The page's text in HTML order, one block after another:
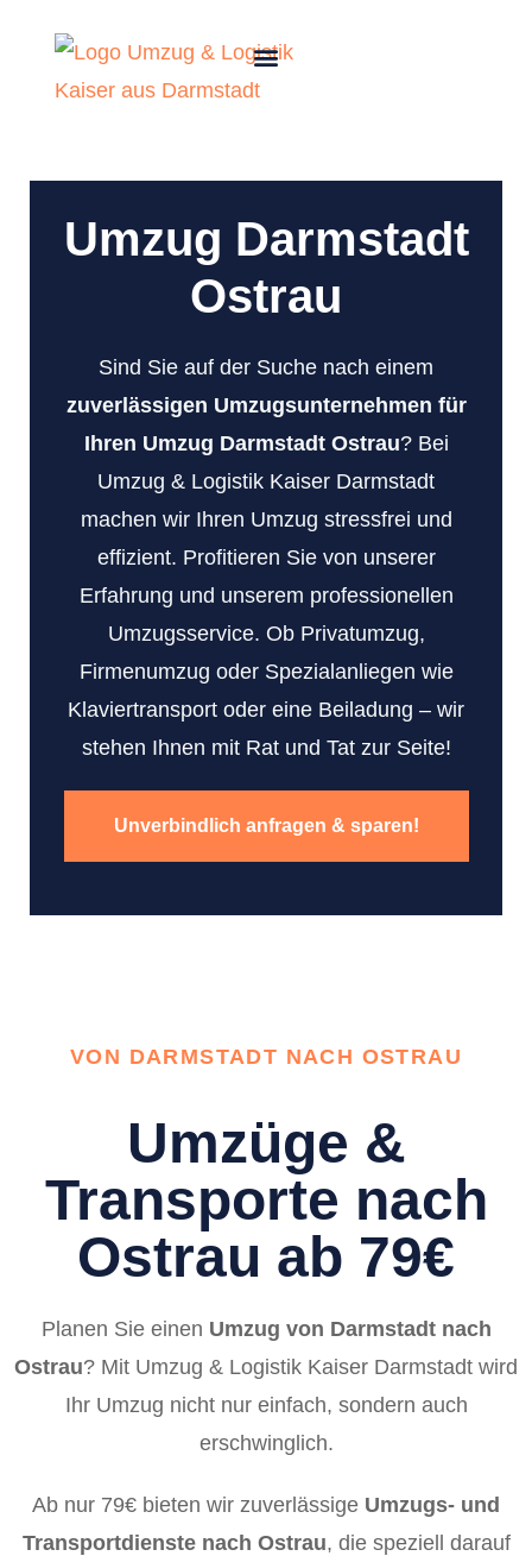
Umzug Darmstadt
Ostrau
Sind Sie auf der Suche nach einem
zuverlässigen Umzugsunternehmen für
Ihren Umzug Darmstadt Ostrau? Bei
Umzug & Logistik Kaiser Darmstadt
machen wir Ihren Umzug stressfrei und
effizient. Profitieren Sie von unserer
Erfahrung und unserem professionellen
Umzugsservice. Ob Privatumzug,
Firmenumzug oder Spezialanliegen wie
Klaviertransport oder eine Beiladung – wir
stehen Ihnen mit Rat und Tat zur Seite!
Unverbindlich anfragen & sparen!
VON DARMSTADT NACH OSTRAU
Umzüge &
Transporte nach
Ostrau ab 79€
Planen Sie einen Umzug von Darmstadt nach
Ostrau? Mit Umzug & Logistik Kaiser Darmstadt wird
Ihr Umzug nicht nur einfach, sondern auch
erschwinglich.
Ab nur 79€ bieten wir zuverlässige Umzugs- und
Transportdienste nach Ostrau, die speziell darauf